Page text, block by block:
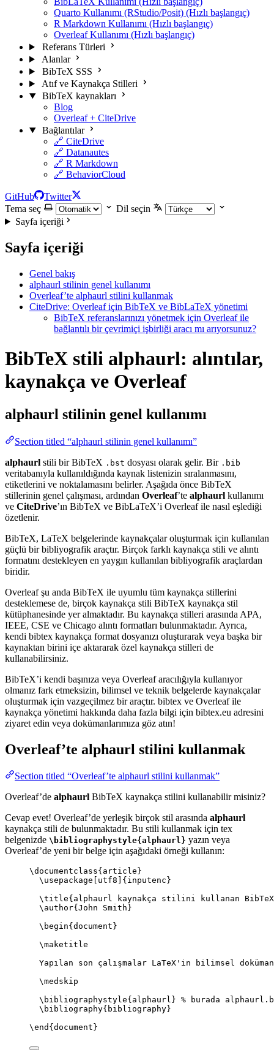
Quarto Kullanımı (RStudio/Posit) (Hızlı başlangıç)
R Markdown Kullanımı (Hızlı başlangıç)
Overleaf Kullanımı (Hızlı başlangıç)
Referans Türleri
Alanlar
BibTeX SSS
Atıf ve Kaynakça Stilleri
BibTeX kaynakları
Blog
Overleaf + CiteDrive
Bağlantılar
🔗 CiteDrive
🔗 Datanautes
🔗 R Markdown
🔗 BehaviorCloud
GitHub
Twitter
Tema seç
Dil seçin
Sayfa içeriği
Sayfa içeriği
Genel bakış
alphaurl stilinin genel kullanımı
Overleaf’te alphaurl stilini kullanmak
CiteDrive: Overleaf için BibTeX ve BibLaTeX yönetimi
BibTeX referanslarınızı yönetmek için Overleaf ile
bağlantılı bir çevrimiçi işbirliği aracı mı arıyorsunuz?
BibTeX stili alphaurl: alıntılar,
kaynakça ve Overleaf
alphaurl stilinin genel kullanımı
Section titled “alphaurl stilinin genel kullanımı”
alphaurl stili bir BibTeX .bst dosyası olarak gelir. Bir .bib
veritabanıyla kullanıldığında kaynak listenizin sıralanmasını,
etiketlerini ve noktalamasını belirler. Aşağıda önce BibTeX
stillerinin genel çalışması, ardından Overleaf’te alphaurl kullanımı
ve CiteDrive’ın BibTeX ve BibLaTeX’i Overleaf ile nasıl eşlediği
özetlenir.
BibTeX, LaTeX belgelerinde kaynakçalar oluşturmak için kullanılan
güçlü bir bibliyografik araçtır. Birçok farklı kaynakça stili ve alıntı
formatını destekleyen en yaygın kullanılan bibliyografik araçlardan
biridir.
Overleaf şu anda BibTeX ile uyumlu tüm kaynakça stillerini
desteklemese de, birçok kaynakça stili BibTeX kaynakça stil
kütüphanesinde yer almaktadır. Bu kaynakça stilleri arasında APA,
IEEE, CSE ve Chicago alıntı formatları bulunmaktadır. Ayrıca,
kendi bibtex kaynakça format dosyanızı oluşturarak veya başka bir
kaynaktan birini içe aktararak özel kaynakça stilleri de
kullanabilirsiniz.
BibTeX’i kendi başınıza veya Overleaf aracılığıyla kullanıyor
olmanız fark etmeksizin, bilimsel ve teknik belgelerde kaynakçalar
oluşturmak için vazgeçilmez bir araçtır. bibtex ve Overleaf ile
kaynakça yönetimi hakkında daha fazla bilgi için bibtex.eu adresini
ziyaret edin veya dokümanlarımıza göz atın!
Overleaf’te alphaurl stilini kullanmak
Section titled “Overleaf’te alphaurl stilini kullanmak”
Overleaf’de alphaurl BibTeX kaynakça stilini kullanabilir misiniz?
Cevap evet! Overleaf’de yerleşik birçok stil arasında alphaurl
kaynakça stili de bulunmaktadır. Bu stili kullanmak için tex
belgenizde \bibliographystyle{alphaurl} yazın veya
Overleaf’de yeni bir belge için aşağıdaki örneği kullanın:
\documentclass{ article }
\usepackage
utf8 ]{ inputenc }
\title{alphaurl kaynakça stilini kullanan
\author{John Smith}
\begin{ document }
\maketitle
Yapılan son çalışmalar LaTeX'in bilimsel
\medskip
\bibliographystyle{alphaurl} % burada
\bibliography{bibliography}
\end { document }